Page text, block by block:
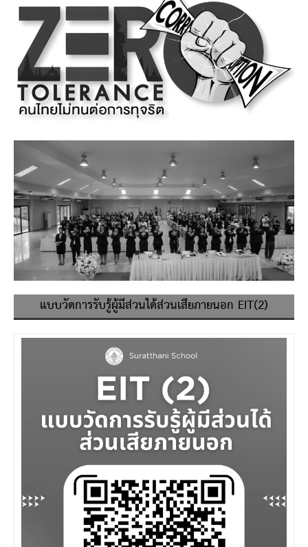
แบบวัดการรับรู้ผู้มีส่วนได้ส่วนเสียภายนอก EIT(2)